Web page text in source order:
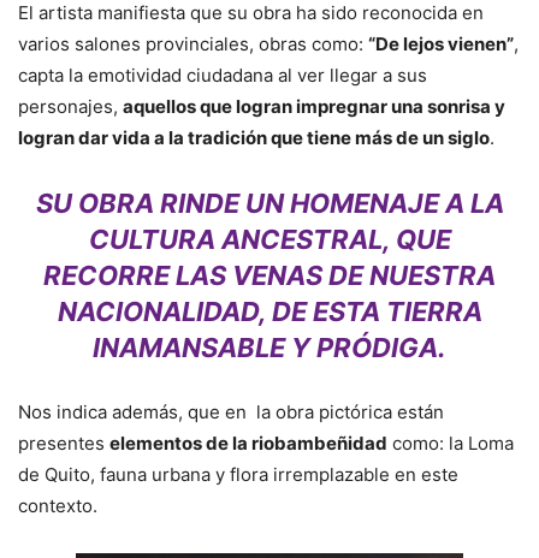
El artista manifiesta que su obra ha sido reconocida en
varios salones provinciales, obras como: “De lejos vienen”,
capta la emotividad ciudadana al ver llegar a sus
personajes, aquellos que logran impregnar una sonrisa y
logran dar vida a la tradición que tiene más de un siglo.
SU OBRA RINDE UN HOMENAJE A LA
CULTURA ANCESTRAL, QUE
RECORRE LAS VENAS DE NUESTRA
NACIONALIDAD, DE ESTA TIERRA
INAMANSABLE Y PRÓDIGA.
Nos indica además, que en la obra pictórica están
presentes elementos de la riobambeñidad como: la Loma
de Quito, fauna urbana y flora irremplazable en este
contexto.